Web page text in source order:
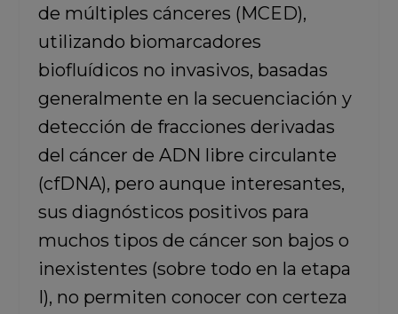
de múltiples cánceres (MCED),
utilizando biomarcadores
biofluídicos no invasivos, basadas
generalmente en la secuenciación y
detección de fracciones derivadas
del cáncer de ADN libre circulante
(cfDNA), pero aunque interesantes,
sus diagnósticos positivos para
muchos tipos de cáncer son bajos o
inexistentes (sobre todo en la etapa
I), no permiten conocer con certeza